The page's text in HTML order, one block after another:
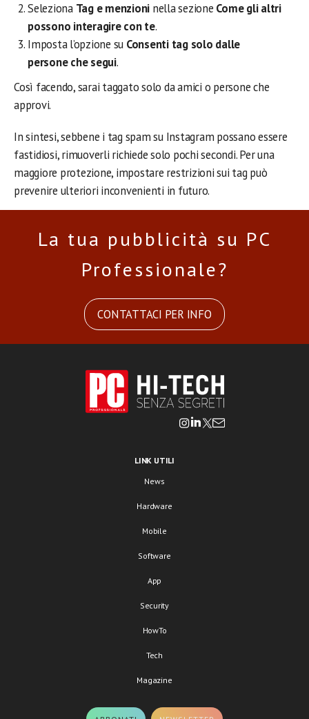
Seleziona Tag e menzioni nella sezione Come gli altri
possono interagire con te.
Imposta l’opzione su Consenti tag solo dalle
persone che segui.
Così facendo, sarai taggato solo da amici o persone che
approvi.
In sintesi, sebbene i tag spam su Instagram possano essere
fastidiosi, rimuoverli richiede solo pochi secondi. Per una
maggiore protezione, impostare restrizioni sui tag può
prevenire ulteriori inconvenienti in futuro.
La tua pubblicità su PC
Professionale?
CONTATTACI PER INFO
LINK UTILI
News
Hardware
Mobile
Software
App
Security
HowTo
Tech
Magazine